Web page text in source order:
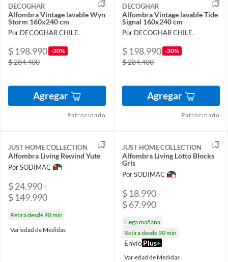
DECOGHAR
Alfombra Vintage lavable Wyn
Storm 160x240 cm
Por DECOGHAR CHILE.
$ 198.990 -30%
$ 284.400
Agregar
Patrocinado
DECOGHAR
Alfombra Vintage lavable Tide
Signal 160x240 cm
Por DECOGHAR CHILE.
$ 198.990 -30%
$ 284.400
Agregar
Patrocinado
JUST HOME COLLECTION
Alfombra Living Rewind Yute
Por SODIMAC
$ 24.990 -
$ 149.990
Retira desde 90 min
Variedad de Medidas
JUST HOME COLLECTION
Alfombra Living Lotto Blocks
Gris
Por SODIMAC
$ 18.990 -
$ 67.990
Llega mañana
Retira desde 90 min
EnvíoPlus+
Variedad de Medidas